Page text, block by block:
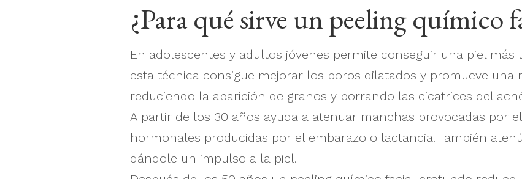
¿Para qué sirve un peeling químico
En adolescentes y adultos jóvenes permite conseguir una piel más
esta técnica consigue mejorar los poros dilatados y promueve una
reduciendo la aparición de granos y borrando las cicatrices del
A partir de los 30 años ayuda a atenuar manchas provocadas por
hormonales producidas por el embarazo o lactancia. También
dándole un impulso a la piel.